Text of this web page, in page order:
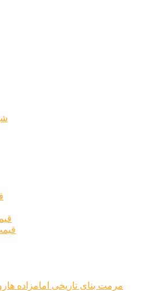
مرمت بنای تاریخی امامزاده